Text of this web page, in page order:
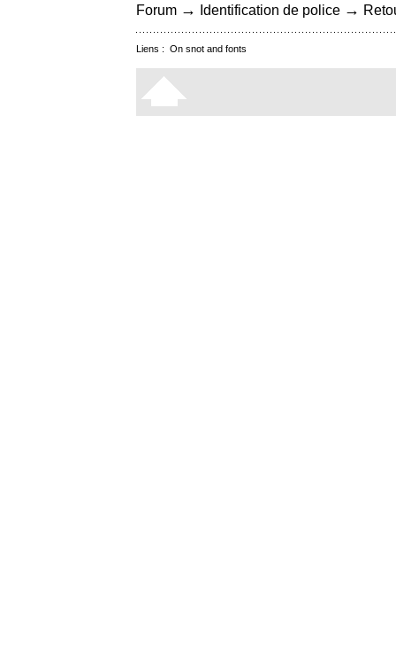
Forum → Identification de police →
Liens : On snot and fonts